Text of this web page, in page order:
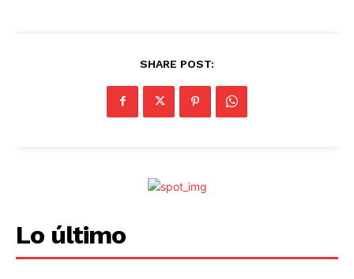
SHARE POST:
Lo último